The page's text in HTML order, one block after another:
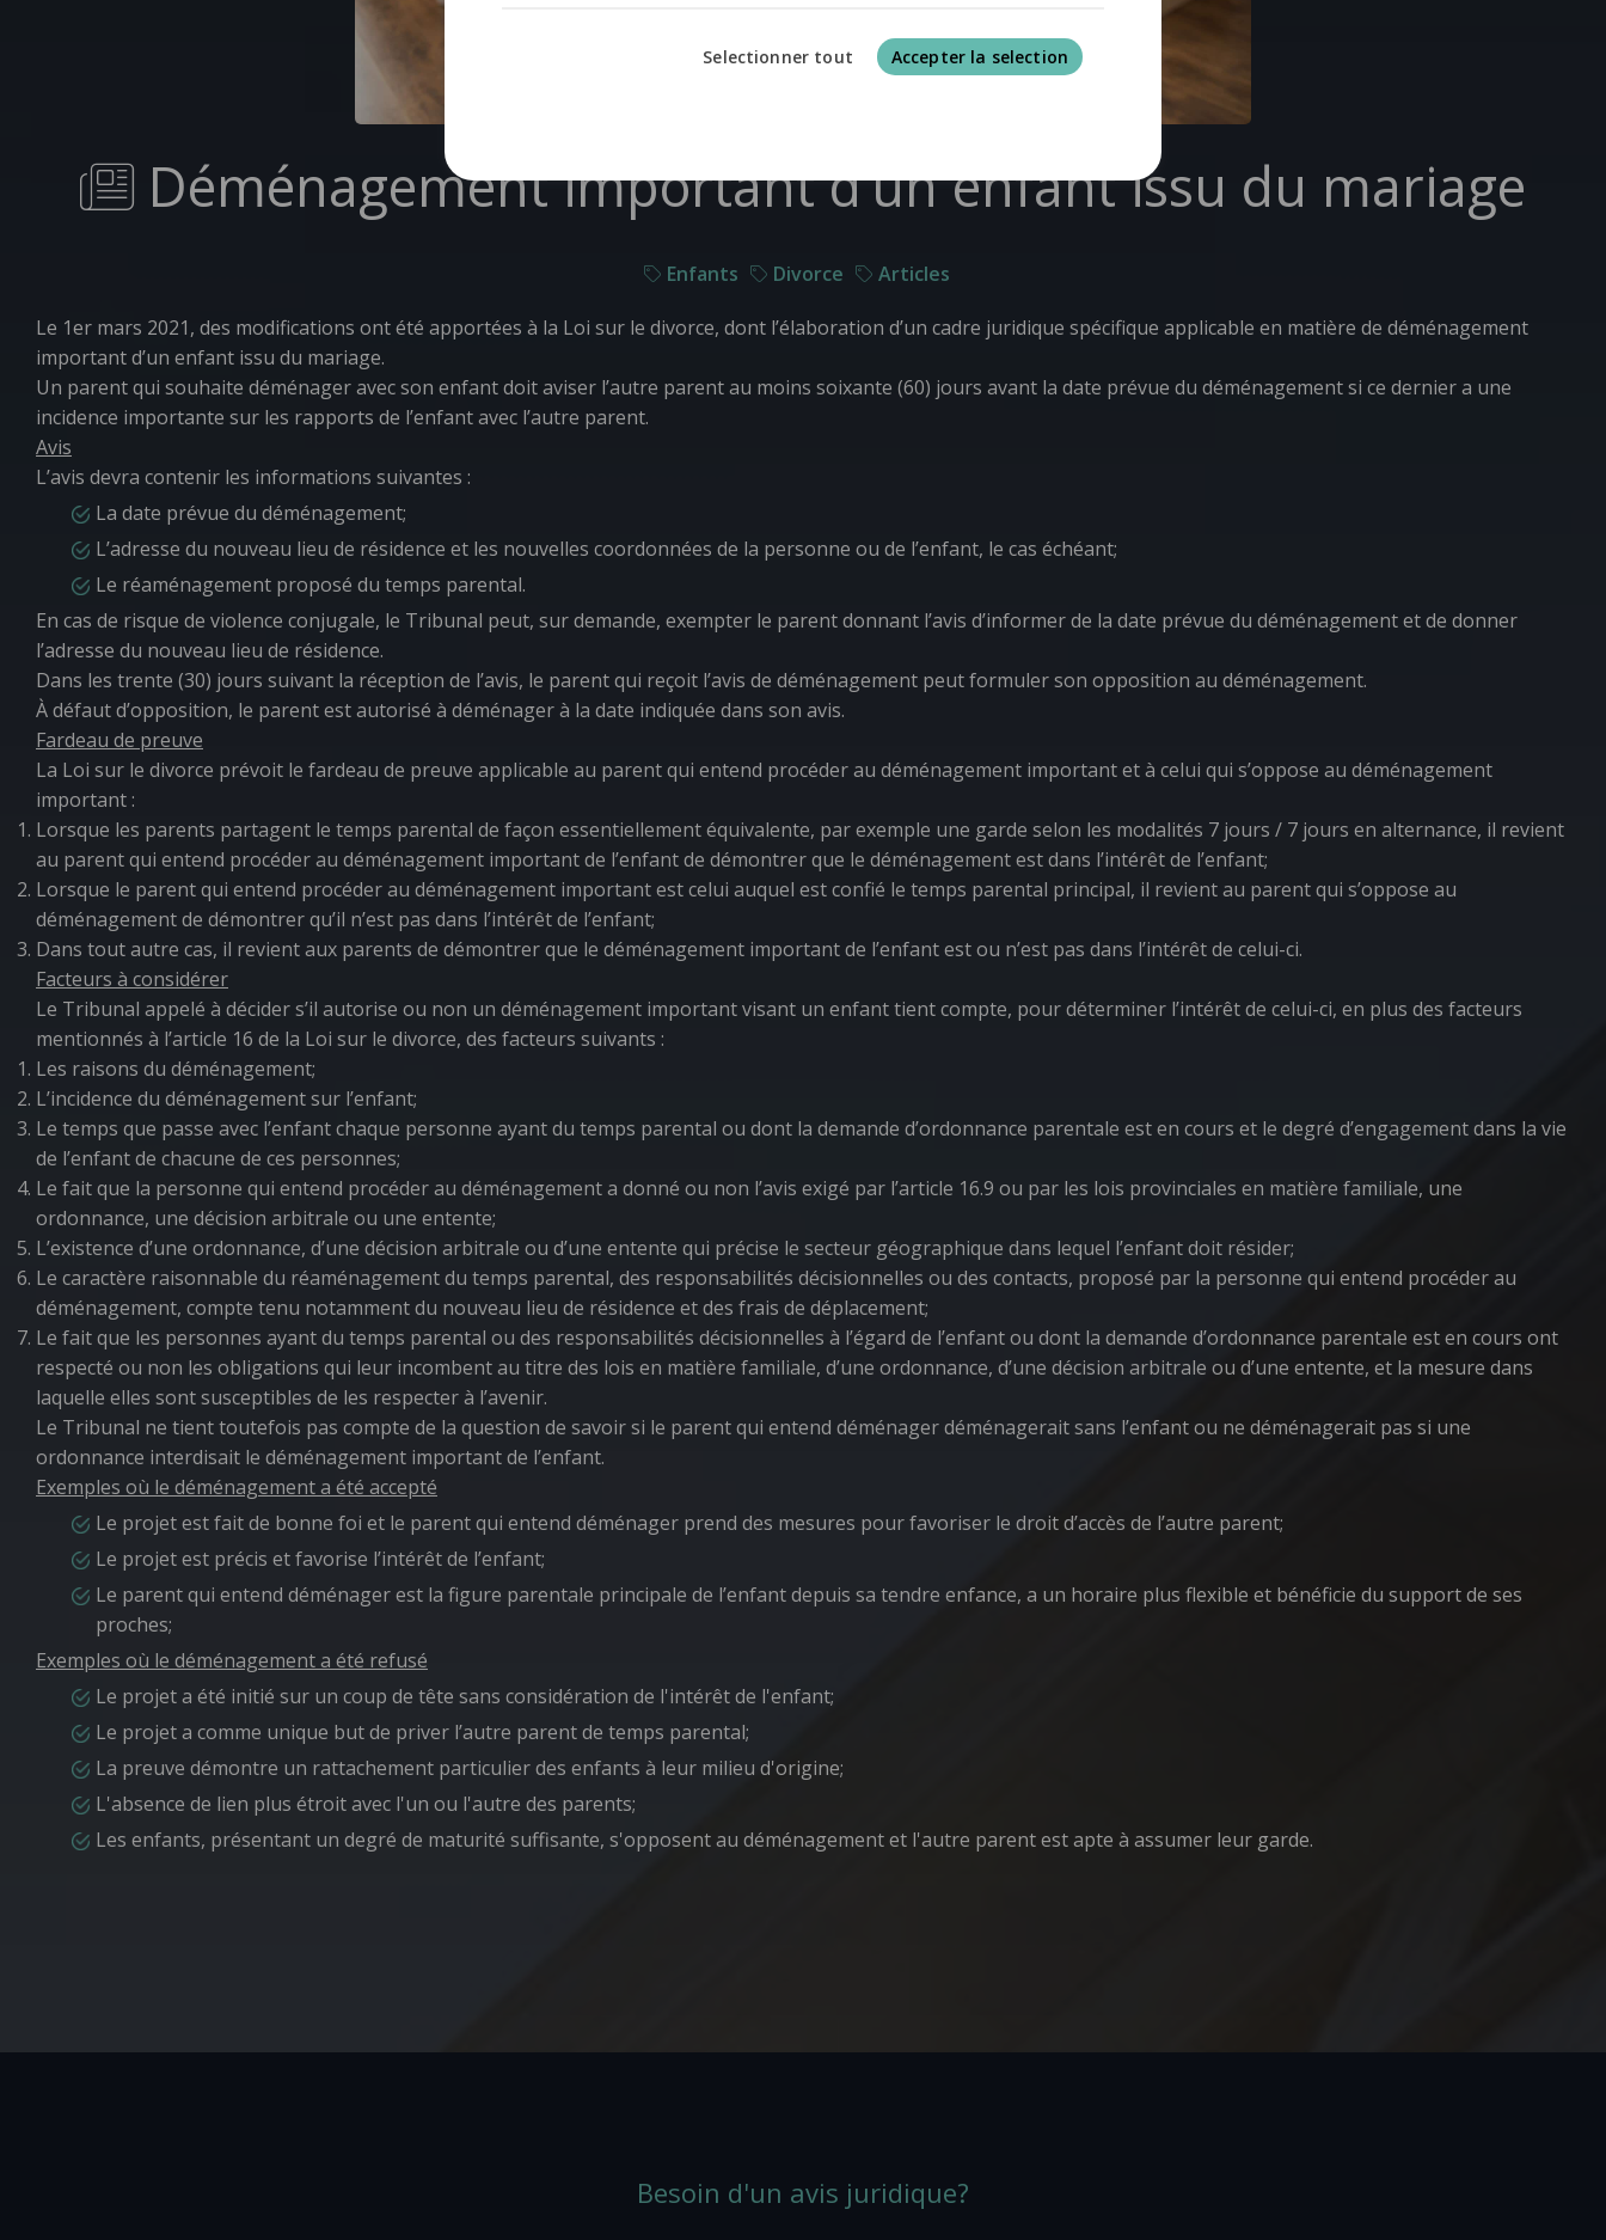
Déménagement important d’un enfant issu du mariage
Enfants Divorce Articles
Le 1er mars 2021, des modifications ont été apportées à la Loi sur le divorce, dont l’élaboration d’un cadre juridique spécifique applicable en matière de déménagement
important d’un enfant issu du mariage.
Un parent qui souhaite déménager avec son enfant doit aviser l’autre parent au moins soixante (60) jours avant la date prévue du déménagement si ce dernier a une
incidence importante sur les rapports de l’enfant avec l’autre parent.
Avis
L’avis devra contenir les informations suivantes :
La date prévue du déménagement;
L’adresse du nouveau lieu de résidence et les nouvelles coordonnées de la personne ou de l’enfant, le cas échéant;
Le réaménagement proposé du temps parental.
En cas de risque de violence conjugale, le Tribunal peut, sur demande, exempter le parent donnant l’avis d’informer de la date prévue du déménagement et de donner
l’adresse du nouveau lieu de résidence.
Dans les trente (30) jours suivant la réception de l’avis, le parent qui reçoit l’avis de déménagement peut formuler son opposition au déménagement.
À défaut d’opposition, le parent est autorisé à déménager à la date indiquée dans son avis.
Fardeau de preuve
La Loi sur le divorce prévoit le fardeau de preuve applicable au parent qui entend procéder au déménagement important et à celui qui s’oppose au déménagement
important :
Lorsque les parents partagent le temps parental de façon essentiellement équivalente, par exemple une garde selon les modalités 7 jours / 7 jours en alternance, il revient
au parent qui entend procéder au déménagement important de l’enfant de démontrer que le déménagement est dans l’intérêt de l’enfant;
Lorsque le parent qui entend procéder au déménagement important est celui auquel est confié le temps parental principal, il revient au parent qui s’oppose au
déménagement de démontrer qu’il n’est pas dans l’intérêt de l’enfant;
Dans tout autre cas, il revient aux parents de démontrer que le déménagement important de l’enfant est ou n’est pas dans l’intérêt de celui-ci.
Facteurs à considérer
Le Tribunal appelé à décider s’il autorise ou non un déménagement important visant un enfant tient compte, pour déterminer l’intérêt de celui-ci, en plus des facteurs
mentionnés à l’article 16 de la Loi sur le divorce, des facteurs suivants :
Les raisons du déménagement;
L’incidence du déménagement sur l’enfant;
Le temps que passe avec l’enfant chaque personne ayant du temps parental ou dont la demande d’ordonnance parentale est en cours et le degré d’engagement dans la vie
de l’enfant de chacune de ces personnes;
Le fait que la personne qui entend procéder au déménagement a donné ou non l’avis exigé par l’article 16.9 ou par les lois provinciales en matière familiale, une
ordonnance, une décision arbitrale ou une entente;
L’existence d’une ordonnance, d’une décision arbitrale ou d’une entente qui précise le secteur géographique dans lequel l’enfant doit résider;
Le caractère raisonnable du réaménagement du temps parental, des responsabilités décisionnelles ou des contacts, proposé par la personne qui entend procéder au
déménagement, compte tenu notamment du nouveau lieu de résidence et des frais de déplacement;
Le fait que les personnes ayant du temps parental ou des responsabilités décisionnelles à l’égard de l’enfant ou dont la demande d’ordonnance parentale est en cours ont
respecté ou non les obligations qui leur incombent au titre des lois en matière familiale, d’une ordonnance, d’une décision arbitrale ou d’une entente, et la mesure dans
laquelle elles sont susceptibles de les respecter à l’avenir.
Le Tribunal ne tient toutefois pas compte de la question de savoir si le parent qui entend déménager déménagerait sans l’enfant ou ne déménagerait pas si une
ordonnance interdisait le déménagement important de l’enfant.
Exemples où le déménagement a été accepté
Le projet est fait de bonne foi et le parent qui entend déménager prend des mesures pour favoriser le droit d’accès de l’autre parent;
Le projet est précis et favorise l’intérêt de l’enfant;
Le parent qui entend déménager est la figure parentale principale de l’enfant depuis sa tendre enfance, a un horaire plus flexible et bénéficie du support de ses
proches;
Exemples où le déménagement a été refusé
Le projet a été initié sur un coup de tête sans considération de l'intérêt de l'enfant;
Le projet a comme unique but de priver l’autre parent de temps parental;
La preuve démontre un rattachement particulier des enfants à leur milieu d'origine;
L'absence de lien plus étroit avec l'un ou l'autre des parents;
Les enfants, présentant un degré de maturité suffisante, s'opposent au déménagement et l'autre parent est apte à assumer leur garde.
Besoin d'un avis juridique?
Selectionner tout Accepter la selection